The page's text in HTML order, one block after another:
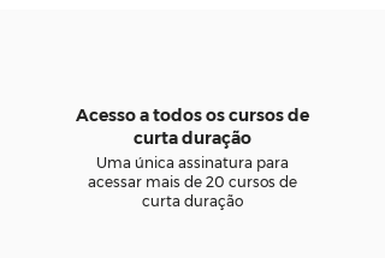
Acesso a todos os cursos de
curta duração
Uma única assinatura para
acessar mais de 20 cursos de
curta duração